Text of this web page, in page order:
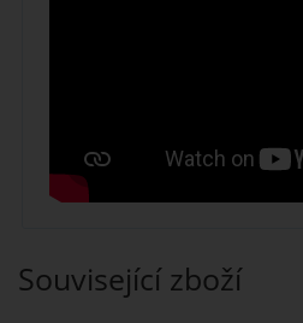
Související zboží